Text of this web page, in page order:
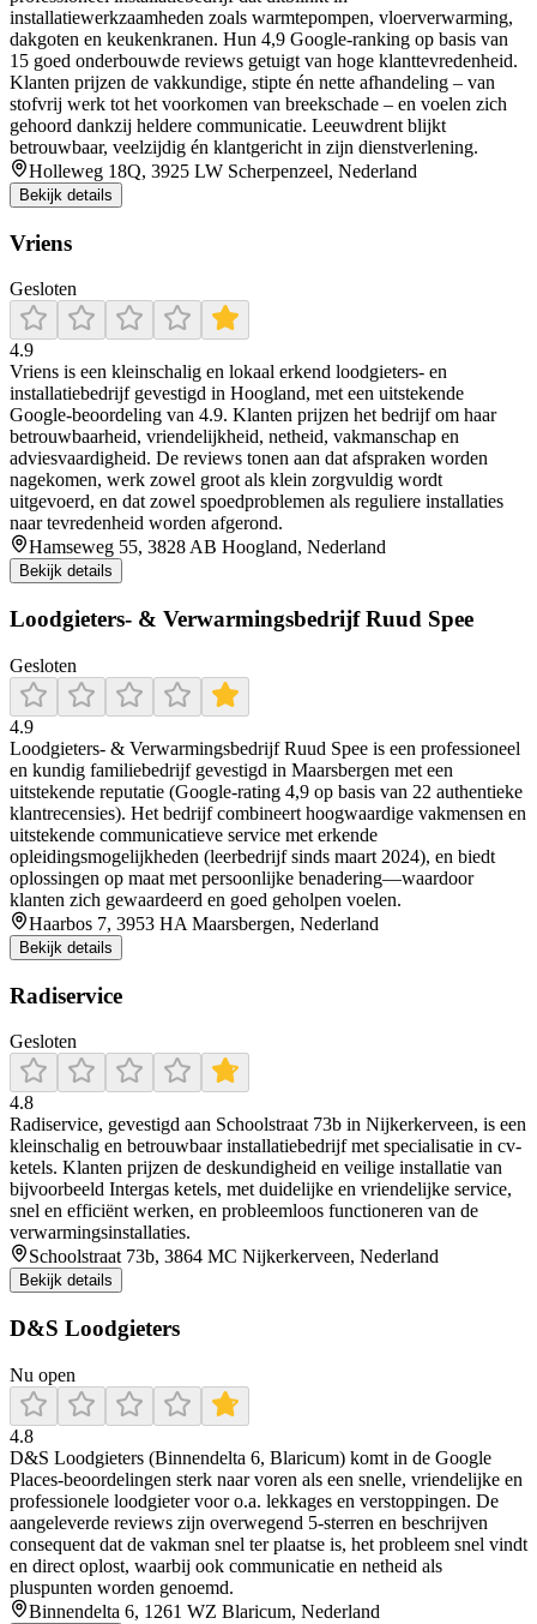
installatiewerkzaamheden zoals warmtepompen, vloerverwarming,
dakgoten en keukenkranen. Hun 4,9 Google-ranking op basis van
15 goed onderbouwde reviews getuigt van hoge klanttevredenheid.
Klanten prijzen de vakkundige, stipte én nette afhandeling – van
stofvrij werk tot het voorkomen van breekschade – en voelen zich
gehoord dankzij heldere communicatie. Leeuwdrent blijkt
betrouwbaar, veelzijdig én klantgericht in zijn dienstverlening.
Holleweg 18Q, 3925 LW Scherpenzeel, Nederland
Bekijk details
Vriens
Gesloten
4.9
Vriens is een kleinschalig en lokaal erkend loodgieters- en
installatiebedrijf gevestigd in Hoogland, met een uitstekende
Google-beoordeling van 4.9. Klanten prijzen het bedrijf om haar
betrouwbaarheid, vriendelijkheid, netheid, vakmanschap en
adviesvaardigheid. De reviews tonen aan dat afspraken worden
nagekomen, werk zowel groot als klein zorgvuldig wordt
uitgevoerd, en dat zowel spoedproblemen als reguliere installaties
naar tevredenheid worden afgerond.
Hamseweg 55, 3828 AB Hoogland, Nederland
Bekijk details
Loodgieters- & Verwarmingsbedrijf Ruud Spee
Gesloten
4.9
Loodgieters- & Verwarmingsbedrijf Ruud Spee is een professioneel
en kundig familiebedrijf gevestigd in Maarsbergen met een
uitstekende reputatie (Google-rating 4,9 op basis van 22 authentieke
klantrecensies). Het bedrijf combineert hoogwaardige vakmensen en
uitstekende communicatieve service met erkende
opleidingsmogelijkheden (leerbedrijf sinds maart 2024), en biedt
oplossingen op maat met persoonlijke benadering—waardoor
klanten zich gewaardeerd en goed geholpen voelen.
Haarbos 7, 3953 HA Maarsbergen, Nederland
Bekijk details
Radiservice
Gesloten
4.8
Radiservice, gevestigd aan Schoolstraat 73b in Nijkerkerveen, is een
kleinschalig en betrouwbaar installatiebedrijf met specialisatie in cv-
ketels. Klanten prijzen de deskundigheid en veilige installatie van
bijvoorbeeld Intergas ketels, met duidelijke en vriendelijke service,
snel en efficiënt werken, en probleemloos functioneren van de
verwarmingsinstallaties.
Schoolstraat 73b, 3864 MC Nijkerkerveen, Nederland
Bekijk details
D&S Loodgieters
Nu open
4.8
D&S Loodgieters (Binnendelta 6, Blaricum) komt in de Google
Places-beoordelingen sterk naar voren als een snelle, vriendelijke en
professionele loodgieter voor o.a. lekkages en verstoppingen. De
aangeleverde reviews zijn overwegend 5-sterren en beschrijven
consequent dat de vakman snel ter plaatse is, het probleem snel vindt
en direct oplost, waarbij ook communicatie en netheid als
pluspunten worden genoemd.
Binnendelta 6, 1261 WZ Blaricum, Nederland